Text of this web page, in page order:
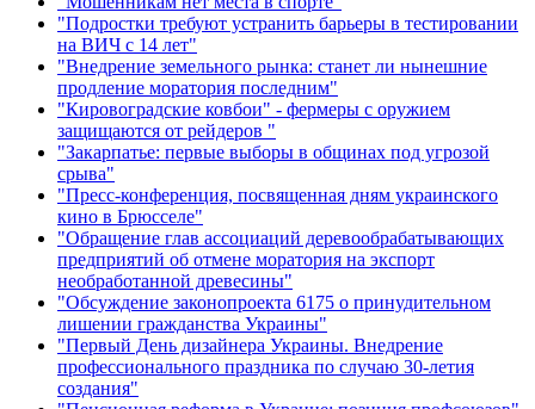
"Подростки требуют устранить барьеры в тестировании
на ВИЧ с 14 лет"
"Внедрение земельного рынка: станет ли нынешние
продление моратория последним"
"Кировоградские ковбои" - фермеры с оружием
защищаются от рейдеров "
"Закарпатье: первые выборы в общинах под угрозой
срыва"
"Пресс-конференция, посвященная дням украинского
кино в Брюсселе"
"Обращение глав ассоциаций деревообрабатывающих
предприятий об отмене моратория на экспорт
необработанной древесины"
"Обсуждение законопроекта 6175 о принудительном
лишении гражданства Украины"
"Первый День дизайнера Украины. Внедрение
профессионального праздника по случаю 30-летия
создания"